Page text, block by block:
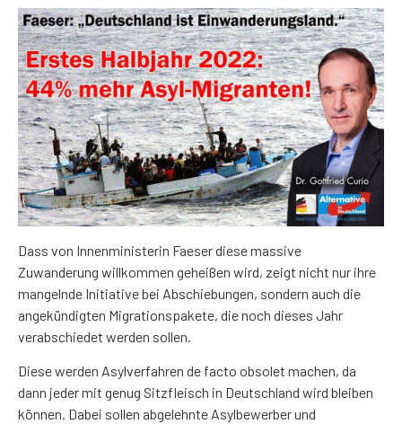
Dass von Innenministerin Faeser diese massive
Zuwanderung willkommen geheißen wird, zeigt nicht nur ihre
mangelnde Initiative bei Abschiebungen, sondern auch die
angekündigten Migrationspakete, die noch dieses Jahr
verabschiedet werden sollen.
Diese werden Asylverfahren de facto obsolet machen, da
dann jeder mit genug Sitzfleisch in Deutschland wird bleiben
können. Dabei sollen abgelehnte Asylbewerber und